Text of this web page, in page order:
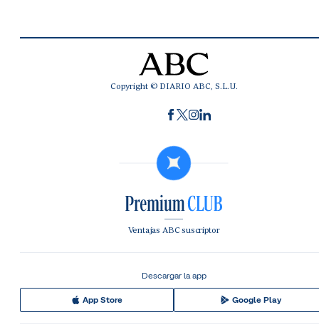
Copyright © DIARIO ABC, S.L.U.
Ventajas ABC suscriptor
Descargar la app
App Store Google Play